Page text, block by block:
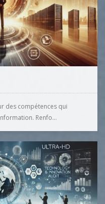
des compétences qui
Renfo...